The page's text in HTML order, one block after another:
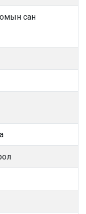
сан